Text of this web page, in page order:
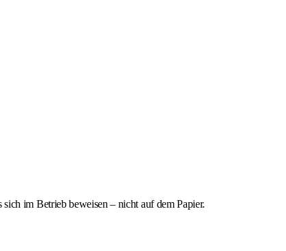
im Betrieb beweisen – nicht auf dem Papier.